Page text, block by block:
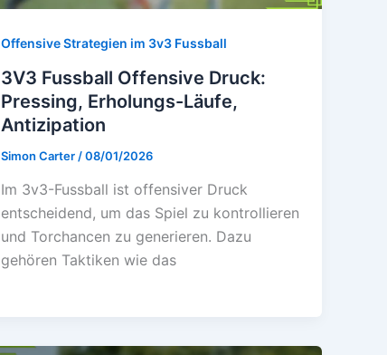
Offensive Strategien im 3v3 Fussball
3V3 Fussball Offensive Druck:
Pressing, Erholungs-Läufe,
Antizipation
Simon Carter /08/01/2026
Im 3v3-Fussball ist offensiver Druck
entscheidend, um das Spiel zu kontrollieren
und Torchancen zu generieren. Dazu
gehören Taktiken wie das